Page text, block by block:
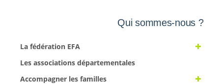
Qui sommes-nous ?
La fédération EFA
Les associations départementales
Accompagner les familles